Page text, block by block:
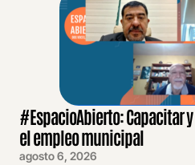
#EspacioAbierto: Capacitar
el empleo municipal
agosto 6, 2026